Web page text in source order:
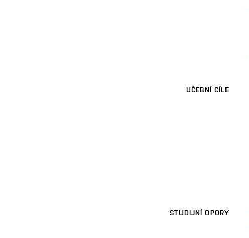
UČEBNÍ CÍLE
STUDIJNÍ OPORY